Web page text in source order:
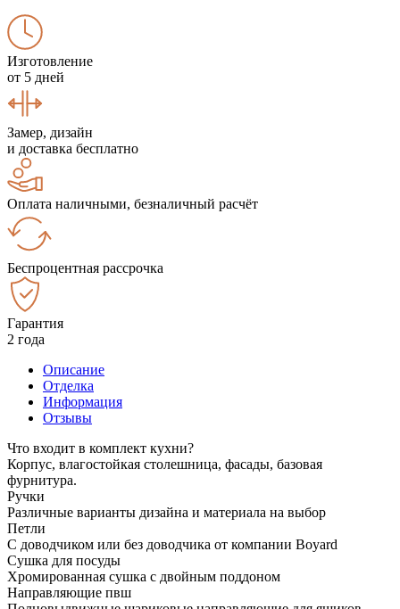
Изготовление
от 5 дней
Замер, дизайн
и доставка бесплатно
Оплата наличными, безналичный расчёт
Беспроцентная рассрочка
Гарантия
2 года
Описание
Отделка
Информация
Отзывы
Что входит в комплект кухни?
Корпус, влагостойкая столешница, фасады, базовая
фурнитура.
Ручки
Различные варианты дизайна и материала на выбор
Петли
С доводчиком или без доводчика от компании Boyard
Сушка для посуды
Хромированная сушка с двойным поддоном
Направляющие пвш